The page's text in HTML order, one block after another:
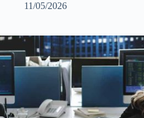
11/05/2026